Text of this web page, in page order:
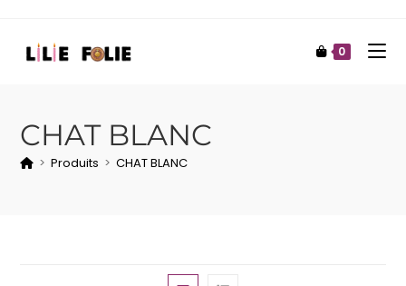
0
CHAT BLANC
> Produits > CHAT BLANC